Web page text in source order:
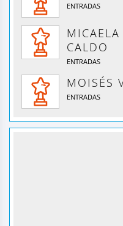
ENTRADAS
MICAELA
CALDO
ENTRADAS
MOISÉS
ENTRADAS